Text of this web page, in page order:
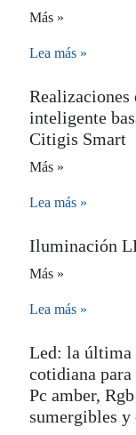
Más »
Lea más »
inteligente
Citigis Smart
Más »
Lea más »
Iluminación
Más »
Lea más »
Led: la última
cotidiana
Pc amber,
sumergibles y